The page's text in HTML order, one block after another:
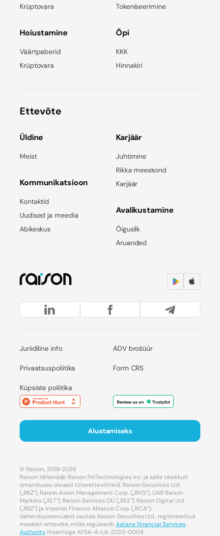
Krüptovara
Hoiustamine
Väärtpaberid
Krüptovara
Tokeniseerimine
Õpi
KKK
Hinnakiri
Ettevõte
Üldine
Meist
Kommunikatsioon
Kontaktid
Uudised ja meedia
Abikeskus
Karjäär
Juhtimine
Rikka meeskond
Karjäär
Avalikustamine
Õiguslik
Aruanded
Juriidiline info
Privaatsuspoliitika
Küpsiste poliitika
ADV brošüür
Form CRS
Alustamiseks
© Raison, 2018-2026
Raison tähendab Raison FinTechnologies Inc. ja selle täielikult
omanduses olevaid tütarettevõtteid: Raison Securities Ltd.
(„RKZ“), Raison Asset Management Corp. („RVG“), UAB Raison
Markets („RLT“), Raison Services OÜ („REE“), Raison Digital Ltd
(„RBZ“) ja Imperial Finance Alliance Corp. („RCA“).
Vahendusteenuseid osutab Raison Securities Ltd., registreeritud
maakler-ettevõte, mida reguleerib Astana Financial Services
Authoritylitsentsiga AFSA-A-LA-2023-0004.